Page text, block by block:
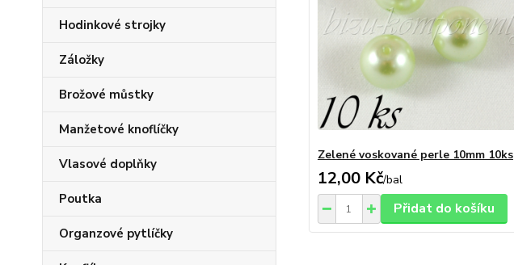
Hodinkové strojky
Záložky
Brožové můstky
Manžetové knoflíčky
Vlasové doplňky
Poutka
Organzové pytlíčky
Zelené voskované perle 10mm 10ks
12,00 Kč/bal
Přidat do košíku